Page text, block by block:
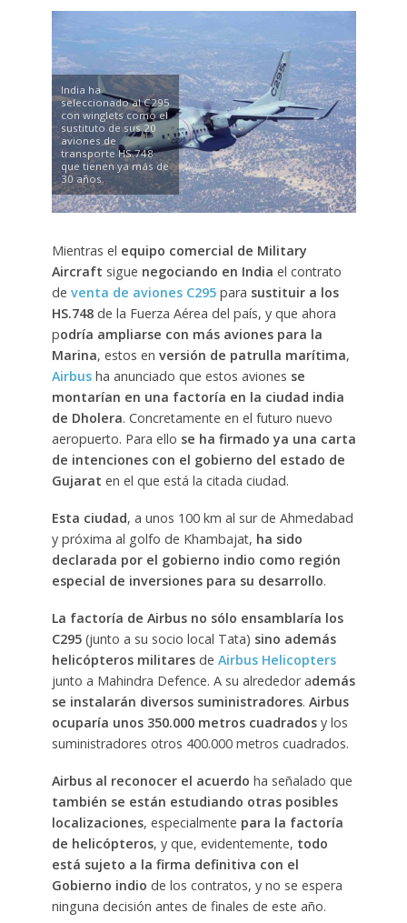
India ha
seleccionado al C295
con winglets como el
sustituto de sus 20
aviones de
transporte HS.748
que tienen ya más de
30 años.
Mientras el equipo comercial de Military
Aircraft sigue negociando en India el contrato
de venta de aviones C295para sustituir a los
HS.748de la Fuerza Aérea del país, y que ahora
podría ampliarse con más aviones para la
Marina, estos en versión de patrulla marítima,
Airbusha anunciado que estos aviones se
montarían en una factoría en la ciudad india
de Dholera. Concretamente en el futuro nuevo
aeropuerto. Para ello se ha firmado ya una carta
de intenciones con el gobierno del estado de
Gujarat en el que está la citada ciudad.
Esta ciudad, a unos 100 km al sur de Ahmedabad
y próxima al golfo de Khambajat, ha sido
declarada por el gobierno indio como región
especial de inversiones para su desarrollo.
La factoría de Airbus no sólo ensamblaría los
C295(junto a su socio local Tata) sino además
helicópteros militaresde Airbus Helicopters
junto a Mahindra Defence. A su alrededor además
se instalarán diversos suministradores. Airbus
ocuparía unos 350.000 metros cuadradosy los
suministradores otros 400.000 metros cuadrados.
Airbus al reconocer el acuerdo ha señalado que
también se están estudiando otras posibles
localizaciones, especialmente para la factoría
de helicópteros, y que, evidentemente, todo
está sujeto a la firma definitiva con el
Gobierno indio de los contratos, y no se espera
ninguna decisión antes de finales de este año.